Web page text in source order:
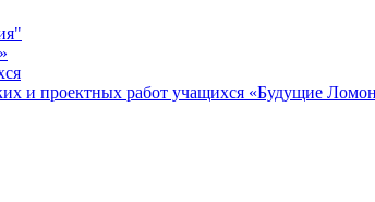
и проектных работ учащихся «Будущие